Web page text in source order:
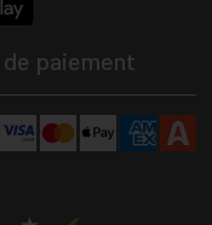
de paiement